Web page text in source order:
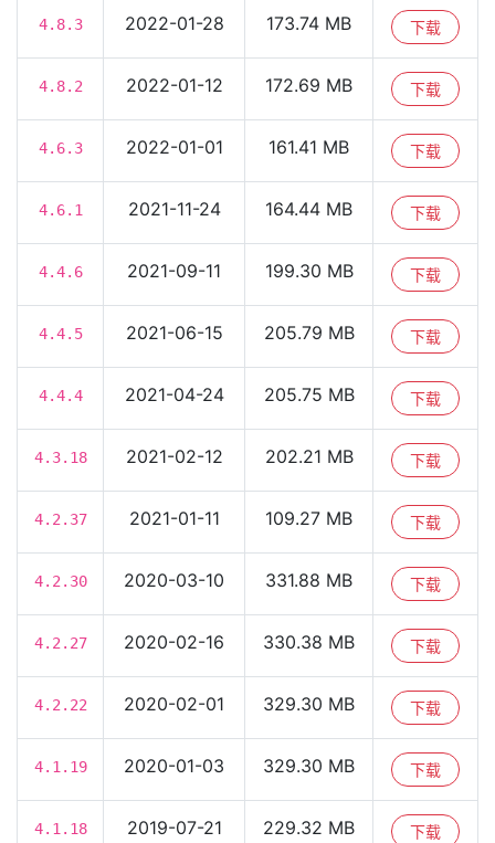
4.8.3 2022-01-28 173.74 MB 下载
4.8.2 2022-01-12 172.69 MB 下载
4.6.3 2022-01-01 161.41 MB 下载
4.6.1 2021-11-24 164.44 MB 下载
4.4.6 2021-09-11 199.30 MB 下载
4.4.5 2021-06-15 205.79 MB 下载
4.4.4 2021-04-24 205.75 MB 下载
4.3.18 2021-02-12 202.21 MB 下载
4.2.37 2021-01-11 109.27 MB 下载
4.2.30 2020-03-10 331.88 MB 下载
4.2.27 2020-02-16 330.38 MB 下载
4.2.22 2020-02-01 329.30 MB 下载
4.1.19 2020-01-03 329.30 MB 下载
4.1.18 2019-07-21 229.32 MB 下载